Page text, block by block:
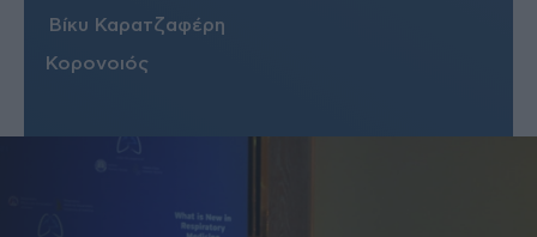
Βίκυ Καρατζαφέρη
Κορονοιός